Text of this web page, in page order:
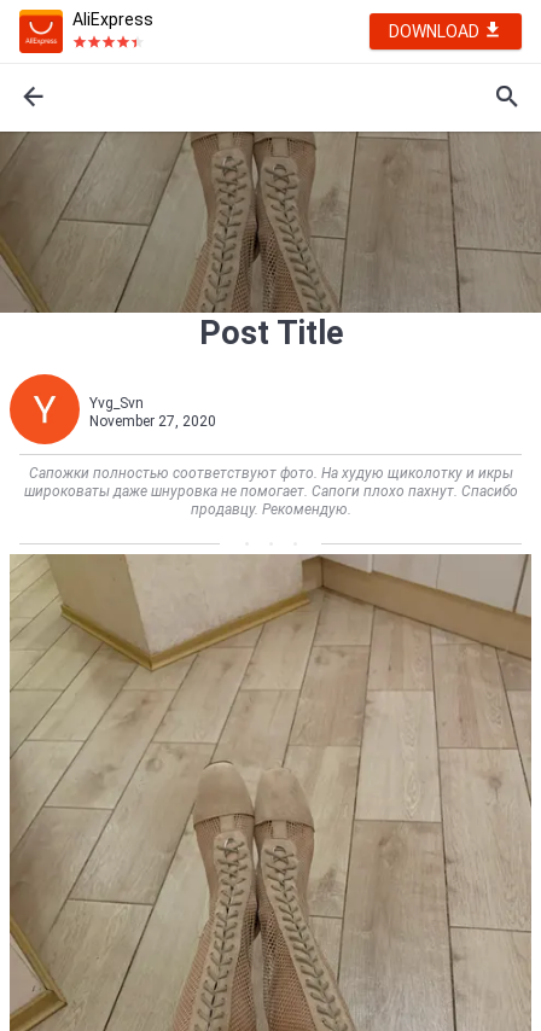
AliExpress
DOWNLOAD
Post Title
Yvg_Svn
November 27, 2020
Сапожки полностью соответствуют фото. На худую щиколотку и икры
широковаты даже шнуровка не помогает. Сапоги плохо пахнут. Спасибо
продавцу. Рекомендую.